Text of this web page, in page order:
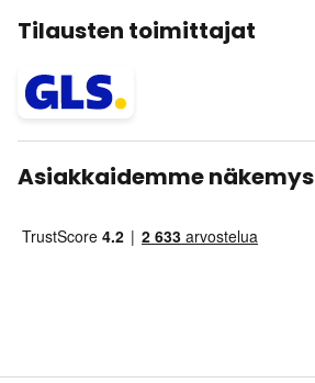
Tilausten toimittajat
Asiakkaidemme näkemys